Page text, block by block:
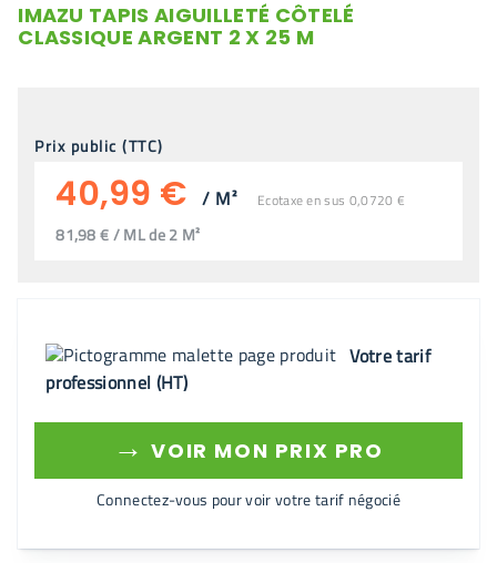
IMAZU TAPIS AIGUILLETÉ CÔTELÉ
CLASSIQUE ARGENT 2 X 25 M
Prix public (TTC)
40,99 € / M² Ecotaxe en sus 0,0720 €
81,98 € / ML de 2 M²
Votre tarif
professionnel (HT)
→ VOIR MON PRIX PRO
Connectez-vous pour voir votre tarif négocié